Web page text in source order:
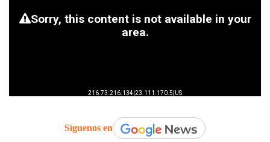
Síguenos en